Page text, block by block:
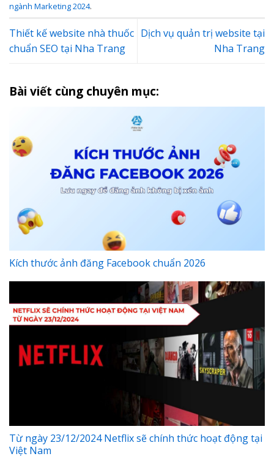
ngành Marketing 2024.
Thiết kế website nhà thuốc
chuẩn SEO tại Nha Trang
Dịch vụ quản trị website tại
Nha Trang
Bài viết cùng chuyên mục:
Kích thước ảnh đăng Facebook chuẩn 2026
Từ ngày 23/12/2024 Netflix sẽ chính thức hoạt động tại
Việt Nam